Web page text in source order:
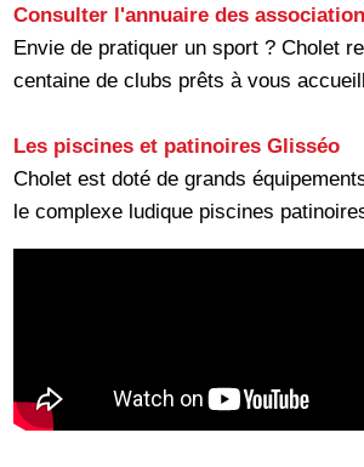
Consulter l'annuaire des
Envie de pratiquer un sport ? Cholet
centaine de clubs prêts à vous
Les piscines et patinoires Glisséo
Cholet est doté de grands
le complexe ludique piscines